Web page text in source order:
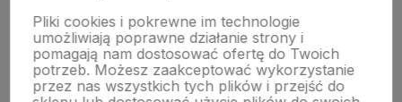
O nas
Pliki cookies i pokrewne im technologie
umożliwiają poprawne działanie strony i
pomagają nam dostosować ofertę do Twoich
potrzeb. Możesz zaakceptować wykorzystanie
przez nas wszystkich tych plików i przejść do